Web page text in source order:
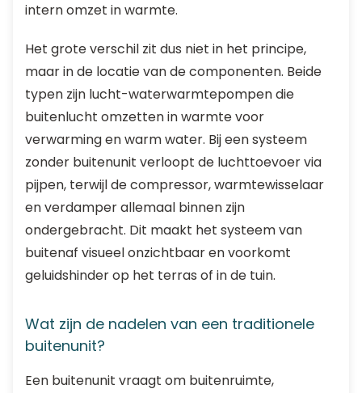
intern omzet in warmte.
Het grote verschil zit dus niet in het principe,
maar in de locatie van de componenten. Beide
typen zijn lucht-waterwarmtepompen die
buitenlucht omzetten in warmte voor
verwarming en warm water. Bij een systeem
zonder buitenunit verloopt de luchttoevoer via
pijpen, terwijl de compressor, warmtewisselaar
en verdamper allemaal binnen zijn
ondergebracht. Dit maakt het systeem van
buitenaf visueel onzichtbaar en voorkomt
geluidshinder op het terras of in de tuin.
Wat zijn de nadelen van een traditionele
buitenunit?
Een buitenunit vraagt om buitenruimte,